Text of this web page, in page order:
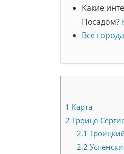
Какие
Посадом?
Все
1 Карта
2 Троице-
2.1
2.2